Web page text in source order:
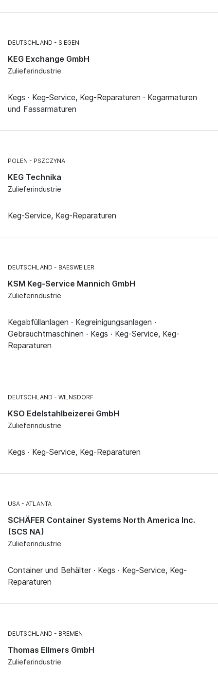
DEUTSCHLAND SIEGEN
KEG Exchange GmbH
Zulieferindustrie
Kegs · Keg-Service, Keg-Reparaturen · Kegarmaturen
und Fassarmaturen
POLEN PSZCZYNA
KEG Technika
Zulieferindustrie
Keg-Service, Keg-Reparaturen
DEUTSCHLAND BAESWEILER
KSM Keg-Service Mannich GmbH
Zulieferindustrie
Kegabfüllanlagen · Kegreinigungsanlagen ·
Gebrauchtmaschinen · Kegs · Keg-Service, Keg-
Reparaturen
DEUTSCHLAND WILNSDORF
KSO Edelstahlbeizerei GmbH
Zulieferindustrie
Kegs · Keg-Service, Keg-Reparaturen
USA ATLANTA
SCHÄFER Container Systems North America Inc.
(SCS NA)
Zulieferindustrie
Container und Behälter · Kegs · Keg-Service, Keg-
Reparaturen
DEUTSCHLAND BREMEN
Thomas Ellmers GmbH
Zulieferindustrie